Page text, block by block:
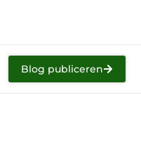
Blog publiceren